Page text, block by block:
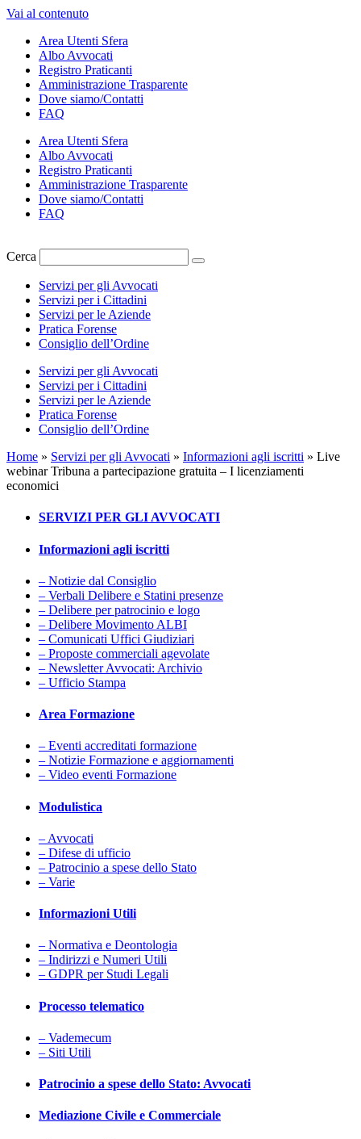
Vai al contenuto
Area Utenti Sfera
Albo Avvocati
Registro Praticanti
Amministrazione Trasparente
Dove siamo/Contatti
FAQ
Area Utenti Sfera
Albo Avvocati
Registro Praticanti
Amministrazione Trasparente
Dove siamo/Contatti
FAQ
Cerca
Servizi per gli Avvocati
Servizi per i Cittadini
Servizi per le Aziende
Pratica Forense
Consiglio dell’Ordine
Servizi per gli Avvocati
Servizi per i Cittadini
Servizi per le Aziende
Pratica Forense
Consiglio dell’Ordine
Home » Servizi per gli Avvocati » Informazioni agli iscritti » Live
webinar Tribuna a partecipazione gratuita – I licenziamenti
economici
SERVIZI PER GLI AVVOCATI
Informazioni agli iscritti
– Notizie dal Consiglio
– Verbali Delibere e Statini presenze
– Delibere per patrocinio e logo
– Delibere Movimento ALBI
– Comunicati Uffici Giudiziari
– Proposte commerciali agevolate
– Newsletter Avvocati: Archivio
– Ufficio Stampa
Area Formazione
– Eventi accreditati formazione
– Notizie Formazione e aggiornamenti
– Video eventi Formazione
Modulistica
– Avvocati
– Difese di ufficio
– Patrocinio a spese dello Stato
– Varie
Informazioni Utili
– Normativa e Deontologia
– Indirizzi e Numeri Utili
– GDPR per Studi Legali
Processo telematico
– Vademecum
– Siti Utili
Patrocinio a spese dello Stato: Avvocati
Mediazione Civile e Commerciale